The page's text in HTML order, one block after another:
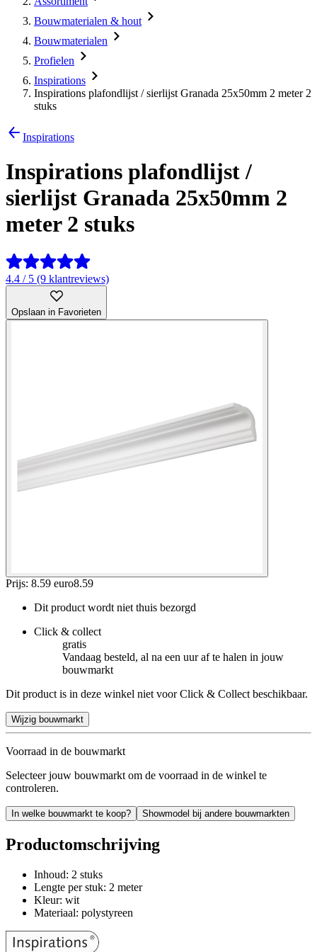
Bouwmaterialen & hout
Bouwmaterialen
Profielen
Inspirations
Inspirations plafondlijst / sierlijst Granada 25x50mm 2 meter 2
stuks
Inspirations
Inspirations plafondlijst /
sierlijst Granada 25x50mm 2
meter 2 stuks
4.4 / 5 (9 klantreviews)
Opslaan in Favorieten
Prijs: 8.59 euro8.59
Dit product wordt niet thuis bezorgd
Click & collect
gratis
Vandaag besteld, al na een uur af te halen in jouw
bouwmarkt
Dit product is in deze winkel niet voor Click & Collect beschikbaar.
Wijzig bouwmarkt
Voorraad in de bouwmarkt
Selecteer jouw bouwmarkt om de voorraad in de winkel te
controleren.
In welke bouwmarkt te koop? Showmodel bij andere bouwmarkten
Productomschrijving
Inhoud: 2 stuks
Lengte per stuk: 2 meter
Kleur: wit
Materiaal: polystyreen